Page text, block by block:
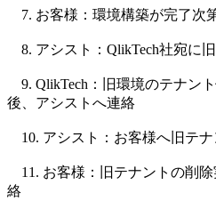
7. お客様：環境構築が完了次
8. アシスト：QlikTech社宛に
9. QlikTech：旧環境のテナン
後、アシストへ連絡
10. アシスト：お客様へ旧テ
11. お客様：旧テナントの削
絡